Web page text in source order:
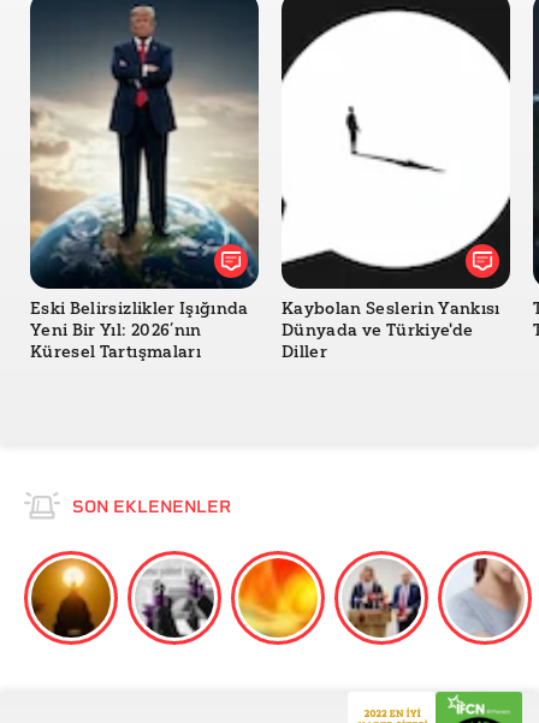
Eski Belirsizlikler Işığında
Yeni Bir Yıl: 2026’nın
Küresel Tartışmaları
Kaybolan Seslerin Yankısı
Dünyada ve Türkiye'de
Diller
SON EKLENENLER